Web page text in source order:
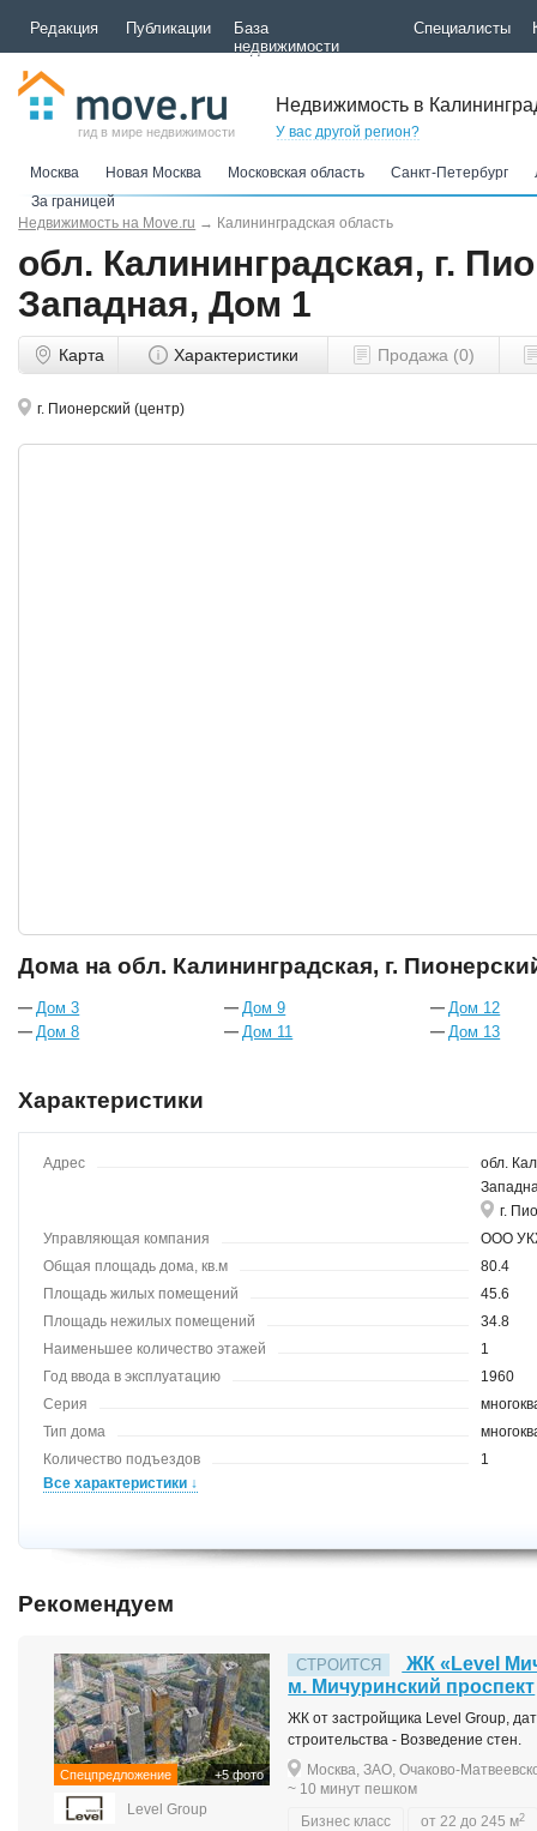
Редакция Публикации
База
недвижимости
Специалисты
гид в мире недвижимости
Недвижимость в
У вас другой регион?
Москва Новая Москва Московская область Санкт-Петербург
За границей
Недвижимость на Move.ru → Калининградская область
обл. Калининградская, г.
Западная, Дом 1
Карта Характеристики Продажа (0)
г. Пионерский (центр)
Дома на обл. Калининградская, г.
Дом 3
Дом 8
Дом 9
Дом 11
Дом 12
Дом 13
Характеристики
Адрес
обл.
г.
Управляющая компания
ООО
Общая площадь дома, кв.м
80.4
Площадь жилых помещений
45.6
Площадь нежилых помещений
34.8
Наименьшее количество этажей
1
Год ввода в эксплуатацию
1960
Серия
Тип дома
Количество подъездов
1
Все характеристики ↓
Рекомендуем
Спецпредложение +5 фото
Level Group
СТРОИТСЯ
ЖК «Level
м. Мичуринский проспект
ЖК от застройщика Level Group,
строительства - Возведение стен.
Москва, ЗАО, Очаково-
~ 10 минут пешком
Бизнес класс
от 22 до 245 м2